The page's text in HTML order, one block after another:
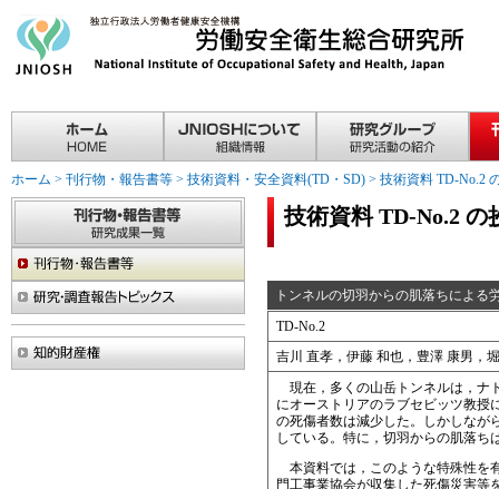
ホーム > 刊行物・報告書等 > 技術資料・安全資料(TD・SD) > 技術資料 TD-No.2
技術資料 TD-No.2 の
トンネルの切羽からの肌落ちによる
TD-No.2
吉川 直孝，伊藤 和也，豊澤 康男，
現在，多くの山岳トンネルは，ナ
にオーストリアのラブセビッツ教授
の死傷者数は減少した。しかしなが
している。特に，切羽からの肌落ち
本資料では，このような特殊性を
門工事業協会が収集した死傷災害等